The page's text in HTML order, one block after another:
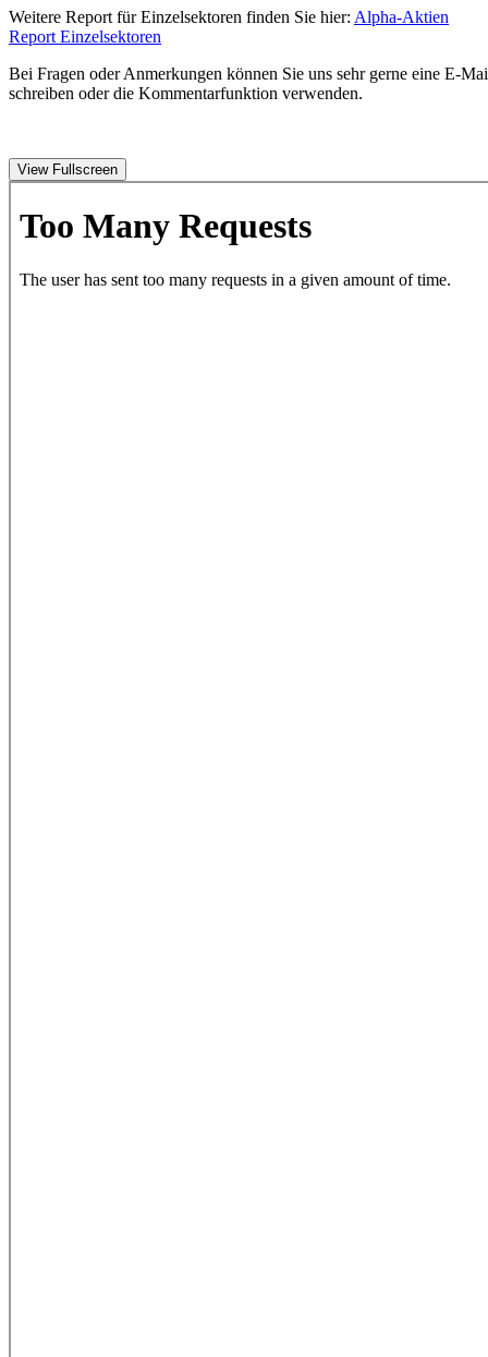
Weitere Report für Einzelsektoren finden Sie hier: Alpha-Aktien
Report Einzelsektoren
Bei Fragen oder Anmerkungen können Sie uns sehr gerne eine E-
schreiben oder die Kommentarfunktion verwenden.
View Fullscreen